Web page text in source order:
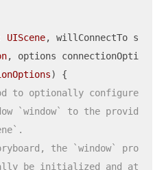
UIScene, willConnectTo s
, options
connectionOpti
)
{
to optionally configure
`window` to the provid
the `window` pro
be initialized and at